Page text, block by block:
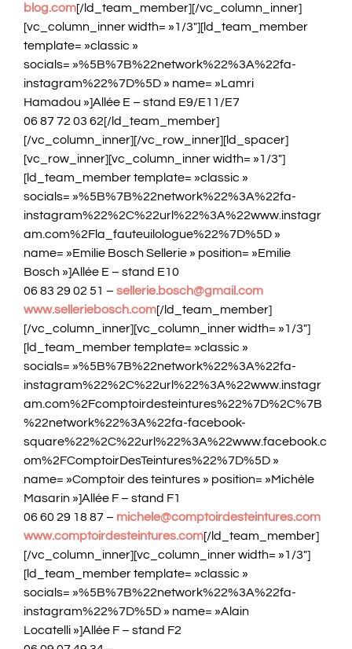
blog.com[/ld_team_member][/vc_column_inner]
[vc_column_inner width= »1/3″][ld_team_member
template= »classic »
socials= »%5B%7B%22network%22%3A%22fa-
instagram%22%7D%5D » name= »Lamri
Hamadou »]Allée E – stand E9/E11/E7
06 87 72 03 62[/ld_team_member]
[/vc_column_inner][/vc_row_inner][ld_spacer]
[vc_row_inner][vc_column_inner width= »1/3″]
[ld_team_member template= »classic »
socials= »%5B%7B%22network%22%3A%22fa-
instagram%22%2C%22url%22%3A%22www.instagr
am.com%2Fla_fauteuilologue%22%7D%5D »
name= »Emilie Bosch Sellerie » position= »Emilie
Bosch »]Allée E – stand E10
06 83 29 02 51 – sellerie.bosch@gmail.com
www.selleriebosch.com[/ld_team_member]
[/vc_column_inner][vc_column_inner width= »1/3″]
[ld_team_member template= »classic »
socials= »%5B%7B%22network%22%3A%22fa-
instagram%22%2C%22url%22%3A%22www.instagr
am.com%2Fcomptoirdesteintures%22%7D%2C%7B
%22network%22%3A%22fa-facebook-
square%22%2C%22url%22%3A%22www.facebook.c
om%2FComptoirDesTeintures%22%7D%5D »
name= »Comptoir des teintures » position= »Michèle
Masarin »]Allée F – stand F1
06 60 29 18 87 – michele@comptoirdesteintures.com
www.comptoirdesteintures.com[/ld_team_member]
[/vc_column_inner][vc_column_inner width= »1/3″]
[ld_team_member template= »classic »
socials= »%5B%7B%22network%22%3A%22fa-
instagram%22%7D%5D » name= »Alain
Locatelli »]Allée F – stand F2